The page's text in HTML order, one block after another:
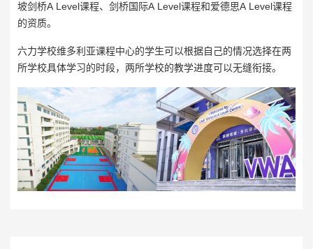
坡剑桥A Level课程、剑桥国际A Level课程和爱德思A Level课程
的资质。
六力学校维多利亚课程中心的学生可以根据自己的情况选择在两
所学校具体学习的时段，两所学校的教学进度可以无缝衔接。